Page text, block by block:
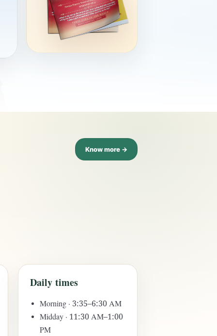
Know more →
Daily times
Morning · 3:35–6:30 AM
Midday · 11:30 AM–1:00
PM